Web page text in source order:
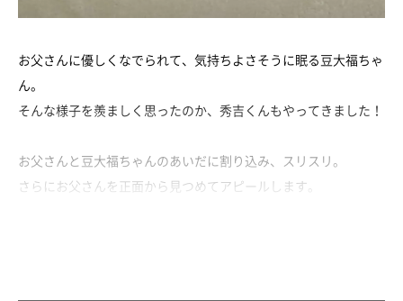
お父さんに優しくなでられて、気持ちよさそうに眠る豆大福ちゃ
ん。
そんな様子を羨ましく思ったのか、秀吉くんもやってきました！
お父さんと豆大福ちゃんのあいだに割り込み、スリスリ。
さらにお父さんを正面から見つめてアピールします。